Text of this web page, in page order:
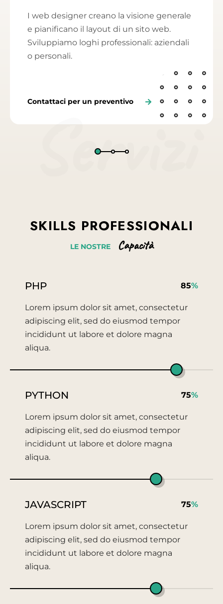
I web designer creano la visione generale
e pianificano il layout di un sito web.
Sviluppiamo loghi professionali: aziendali
o personali.
Contattaci per un preventivo
Servizi
SKILLS PROFESSIONALI
LE NOSTRE Capacità
PHP
Lorem ipsum dolor sit amet, consectetur
adipiscing elit, sed do eiusmod tempor
incididunt ut labore et dolore magna
aliqua.
85%
PYTHON
Lorem ipsum dolor sit amet, consectetur
adipiscing elit, sed do eiusmod tempor
incididunt ut labore et dolore magna
aliqua.
75%
JAVASCRIPT
Lorem ipsum dolor sit amet, consectetur
adipiscing elit, sed do eiusmod tempor
incididunt ut labore et dolore magna
aliqua.
75%